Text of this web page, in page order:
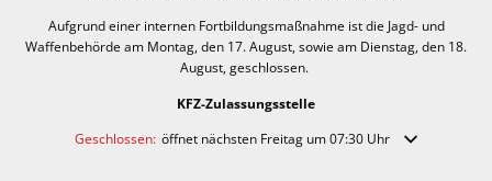
Aufgrund einer internen Fortbildungsmaßnahme ist die Jagd- und
Waffenbehörde am Montag, den 17. August, sowie am Dienstag, den 18.
August, geschlossen.
KFZ-Zulassungsstelle
Klicken, um weitere Öffnungs- oder Schließzeiten auszublenden
Geschlossen: öffnet nächsten Freitag um 07:30 Uhr